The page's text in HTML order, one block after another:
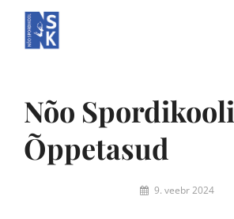
content
Nõo Spordikooli
Õppetasud
By 9. veebr 2024